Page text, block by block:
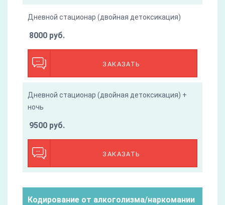
Дневной стационар (двойная детоксикация)
ЗАКАЗАТЬ
8000 руб.
Дневной стационар (двойная детоксикация) +
ночь
ЗАКАЗАТЬ
9500 руб.
Кодирование от алкоголизма/наркомании